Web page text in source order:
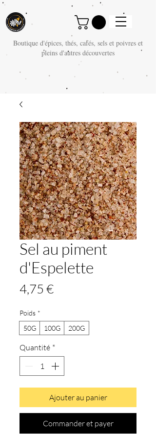
Boutique d'épices, thés, cafés, sels et poivres et
pleins d'autres découvertes
Sel au piment
d'Espelette
4,75 €Prix
Poids *
50G
100G 200G
Quantité *
Ajouter au panier
Commander et payer